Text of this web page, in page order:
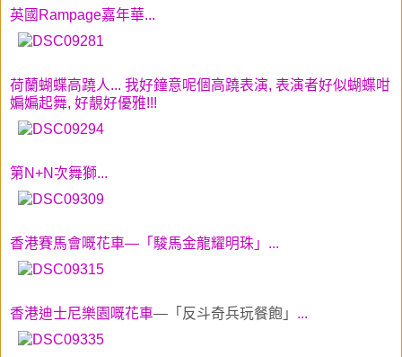
英國Rampage嘉年華...
荷蘭蝴蝶高蹺人... 我好鐘意呢個高蹺表演, 表演者好似蝴蝶咁
媥媥起舞, 好靚好優雅!!!
第N+N次舞獅...
香港賽馬會嘅花車—「駿馬金龍耀明珠 」 ...
香港迪士尼樂園 嘅花車—「反斗奇兵玩餐飽」 ...